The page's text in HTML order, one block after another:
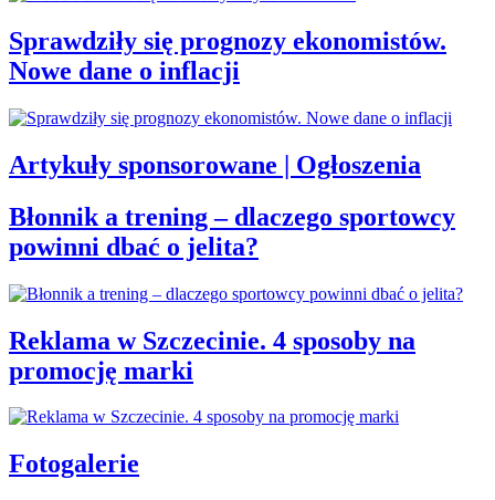
Sprawdziły się prognozy ekonomistów.
Nowe dane o inflacji
Artykuły sponsorowane | Ogłoszenia
Błonnik a trening – dlaczego sportowcy
powinni dbać o jelita?
Reklama w Szczecinie. 4 sposoby na
promocję marki
Fotogalerie